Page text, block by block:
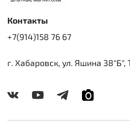
Контакты
+7(914)158 76 67
г. Хабаровск, ул. Яшина 38"Б",